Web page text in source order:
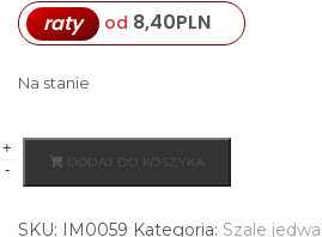
raty od 8,40PLN
Na stanie
ilość
szal
+
-
DODAJ DO KOSZYKA
SKU: IM0059 Kategoria: Szale